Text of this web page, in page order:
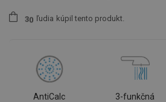
30 ľudia kúpil tento produkt.
AntiCalc 3-funkčná